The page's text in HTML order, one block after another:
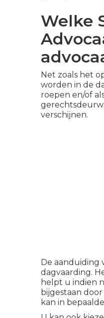
Welke
Net zoals het
worden in de
roepen en/of
verschijnen.
De aanduiding
dagvaarding.
helpt u indien
bijgestaan
kan in